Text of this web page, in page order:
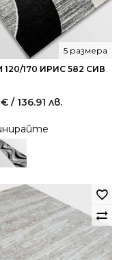
170 ИРИС 582 СИВ
5 размера
€ / 136.91 лв.